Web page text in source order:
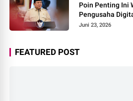
Poin Penting Ini
Pengusaha
Juni 23, 2026
FEATURED POST